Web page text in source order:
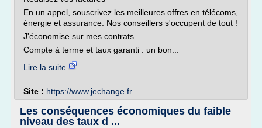
En un appel, souscrivez les meilleures offres en télécoms,
énergie et assurance. Nos conseillers s'occupent de tout !
J'économise sur mes contrats
Compte à terme et taux garanti : un bon...
Lire la suite
Site : https://www.jechange.fr
Les conséquences économiques du faible
niveau des taux d ...